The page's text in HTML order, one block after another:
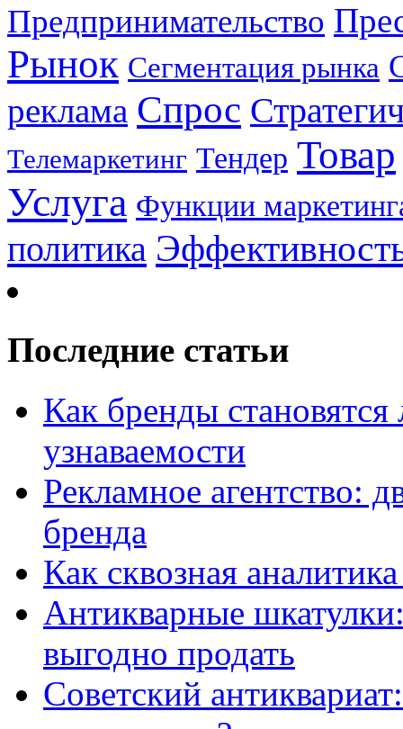
Предпринимательство
Рынок Сегментация рынка
реклама Спрос
Телемаркетинг Тендер Товар
Услуга Функции
политика
Последние статьи
Как бренды
узнаваемости
Рекламное агентство:
бренда
Как сквозная
Антикварные
выгодно продать
Советский